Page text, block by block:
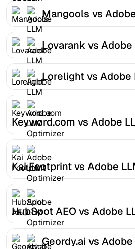
Mangools vs
Lovarank vs
Lorelight vs Adobe
Keyword.com vs Adobe
Kai Footprint vs Adobe
HubSpot AEO vs Adobe
Geordy.ai vs